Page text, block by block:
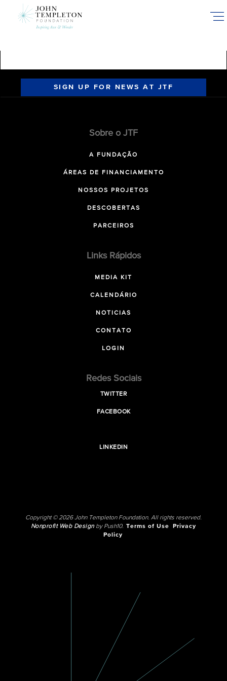
SIGN UP FOR NEWS AT JTF
Sobre o JTF
A FUNDAÇÃO
ÁREAS DE FINANCIAMENTO
NOSSOS PROJETOS
DESCOBERTAS
PARCEIROS
Links Rápidos
MEDIA KIT
CALENDÁRIO
NOTICIAS
CONTATO
LOGIN
Redes Sociais
TWITTER
FACEBOOK
LINKEDIN
Copyright © 2026 John Templeton Foundation. All rights reserved.
Nonprofit Web Designby Push10. Terms of Use
Privacy
Policy